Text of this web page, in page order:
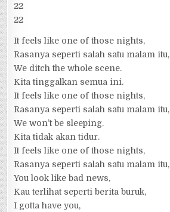
22
22
It feels like one of those nights,
Rasanya seperti salah satu malam itu,
We ditch the whole scene.
Kita tinggalkan semua ini.
It feels like one of those nights,
Rasanya seperti salah satu malam itu,
We won’t be sleeping.
Kita tidak akan tidur.
It feels like one of those nights,
Rasanya seperti salah satu malam itu,
You look like bad news,
Kau terlihat seperti berita buruk,
I gotta have you,